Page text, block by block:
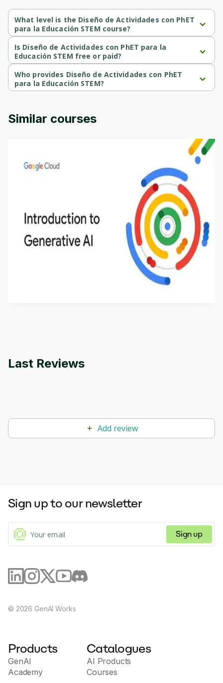
What level is the Diseño de Actividades con PhET
para la Educación STEM course?
Diseño de Actividades con PhET para la Educación STEM is a
Intermediate-level course.
Is Diseño de Actividades con PhET para la
Educación STEM free or paid?
Diseño de Actividades con PhET para la Educación STEM is a
free course.
Who provides Diseño de Actividades con PhET
para la Educación STEM?
Diseño de Actividades con PhET para la Educación STEM is
Similar courses
Introduction to Generative AI - English
This is an introductory microlearning course that
aims to define Generative AI, how it is used, and
how it differs from conventional machine learning
methods. The course also covers Google Tools
Last Reviews
Add review
Sign up to our newsletter
Sign up
© 2026 GenAI Works
Products
GenAI
Academy
Catalogues
AI Products
Courses